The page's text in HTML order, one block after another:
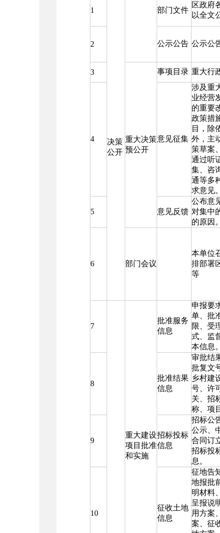
1
决策
公开
部门文件
区政府
以全文
2 公示公告 公示公
3
重大决策
预公开
事项目录 重大行
4 意见征集
涉及重
业经营
的重要
政策措
目，除
外，主
策草案
通过听
集、咨
通等多
求意见
5 意见反馈
公布意
对集中
的原因
6 部门会议
本单位
排部署
等
7
重大建设
项目批准
和实施
批准服务
信息
申报要
单、批
限、受
式、监
本信息
8
批准结果
信息
审批结
批复文
乡村建
号、许
关、招
称、项
9
招标投标
信息
招标公
公示、
合同订
招标投
息。
10
征收土地
信息
征地告
地报批
明材料
呈报说
用方案
案、征